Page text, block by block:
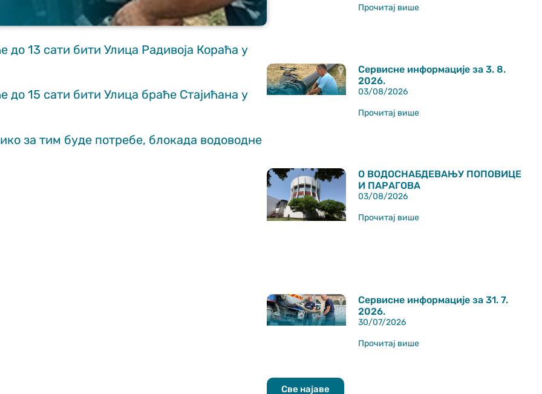
Прочитај више
Сервисне информације за 3. 8.
2026.
03/08/2026
Прочитај више
О ВОДОСНАБДЕВАЊУ ПОПОВИЦЕ
И ПАРАГОВА
03/08/2026
Прочитај више
Сервисне информације за 31. 7.
2026.
30/07/2026
Прочитај више
Све најаве
до 13 сати бити Улица Радивоја Кораћа у
до 15 сати бити Улица браће Стајићана у
за тим буде потребе, блокада водоводне